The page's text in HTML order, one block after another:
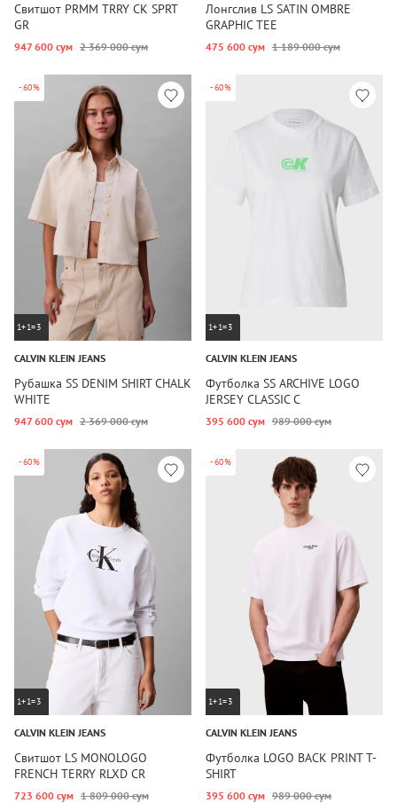
Свитшот PRMM TRRY CK SPRT
GR
947 600 сум 2 369 000 сум
Лонгслив LS SATIN OMBRE
GRAPHIC TEE
475 600 сум 1 189 000 сум
-60%
1+1=3
CALVIN KLEIN JEANS
Рубашка SS DENIM SHIRT CHALK
WHITE
947 600 сум 2 369 000 сум
-60%
1+1=3
CALVIN KLEIN JEANS
Футболка SS ARCHIVE LOGO
JERSEY CLASSIC C
395 600 сум 989 000 сум
-60%
1+1=3
CALVIN KLEIN JEANS
Свитшот LS MONOLOGO
FRENCH TERRY RLXD CR
723 600 сум 1 809 000 сум
-60%
1+1=3
CALVIN KLEIN JEANS
Футболка LOGO BACK PRINT T-
SHIRT
395 600 сум 989 000 сум